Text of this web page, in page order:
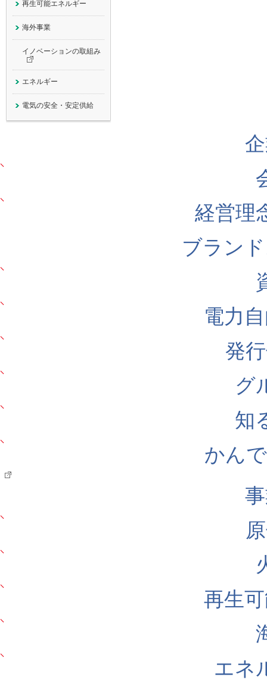
再生可能エネルギー
海外事業
イノベーションの取組み
エネルギー
電気の安全・安定供給
経営理
ブラン
電力
発
グ
知
かん
再生
エネ